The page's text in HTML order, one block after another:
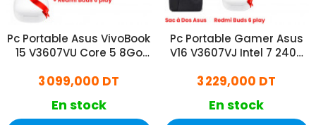
Pc Portable Asus VivoBook
15 V3607VU Core 5 8Go
Windows 11
3 099,000 DT
En stock
Pc Portable Gamer Asus
V16 V3607VJ Intel 7 240H
W11
3 229,000 DT
En stock